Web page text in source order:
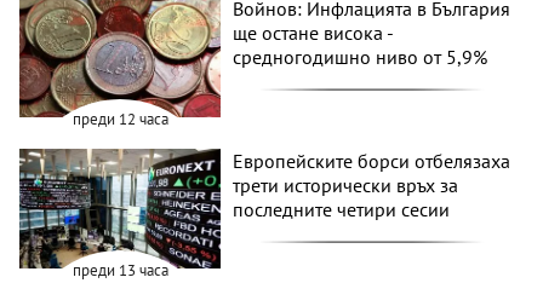
преди 12 часа
Войнов: Инфлацията в България
ще остане висока -
средногодишно ниво от 5,9%
преди 13 часа
Европейските борси отбелязаха
трети исторически връх за
последните четири сесии